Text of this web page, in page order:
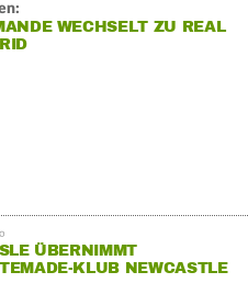
WECHSELT ZU REAL
ÜBERNIMMT
KLUB NEWCASTLE